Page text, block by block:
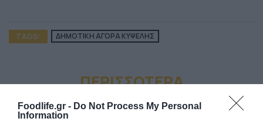
Foodlife.gr - Do Not Process My Personal
Information
TAGS: ΔΗΜΟΤΙΚΗ ΑΓΟΡΑ ΚΥΨΕΛΗΣ
ΠΕΡΙΣΣΟΤΕΡA